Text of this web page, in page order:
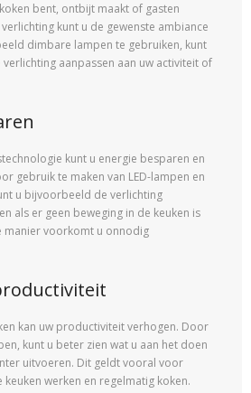
bent, ontbijt maakt of gasten
kunt u de gewenste ambiance
dimbare lampen te gebruiken, kunt
aanpassen aan uw activiteit of
kunt u energie besparen en
gebruik te maken van LED-lampen en
u bijvoorbeeld de verlichting
als er geen beweging in de keuken is
manier voorkomt u onnodig
kan uw productiviteit verhogen. Door
kunt u beter zien wat u aan het doen
uitvoeren. Dit geldt vooral voor
werken en regelmatig koken.